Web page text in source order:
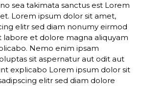
sea takimata sanctus est Lorem
Lorem ipsum dolor sit amet,
elitr sed diam nonumy eirmod
et dolore magna aliquyam
Nemo enim ipsam
sit aspernatur aut odit aut
explicabo Lorem ipsum dolor sit
elitr sed diam dolore